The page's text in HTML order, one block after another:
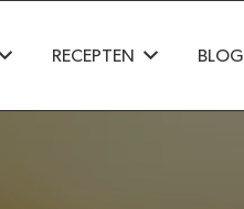
RECEPTEN BLOG